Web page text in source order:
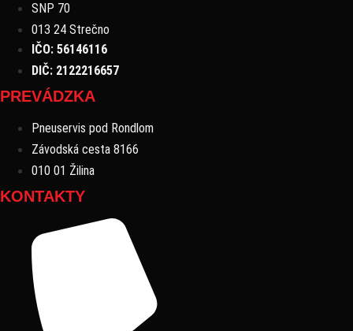
SNP 70
013 24 Strečno
IČO: 56146116
DIČ: 2122216657
PREVÁDZKA
Pneuservis pod Rondlom
Závodská cesta 8166
010 01 Žilina
KONTAKTY